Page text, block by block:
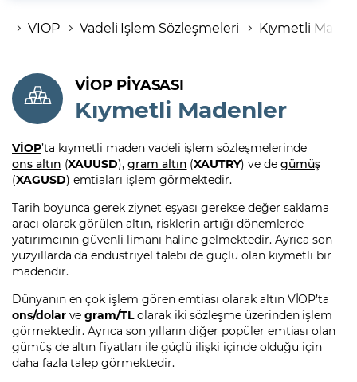
Hesap numaranız
Şifreniz
Şifremi Unuttum
VİOP Vadeli İşlem Sözleşmeleri Kıymetli
VİOP PİYASASI
Kıymetli Madenler
VİOP’ta kıymetli maden vadeli işlem sözleşmelerinde
ons altın (XAUUSD),gram altın (XAUTRY) ve de gümüş
(XAGUSD) emtiaları işlem görmektedir.
Tarih boyunca gerek ziynet eşyası gerekse değer saklama
aracı olarak görülen altın, risklerin artığı dönemlerde
yatırımcının güvenli limanı haline gelmektedir. Ayrıca son
yüzyıllarda da endüstriyel talebi de güçlü olan kıymetli bir
madendir.
Dünyanın en çok işlem gören emtiası olarak altın VİOP’ta
ons/dolarvegram/TLolarak iki sözleşme üzerinden işlem
görmektedir. Ayrıca son yılların diğer popüler emtiası olan
gümüş de altın fiyatları ile güçlü ilişki içinde olduğu için
daha fazla talep görmektedir.